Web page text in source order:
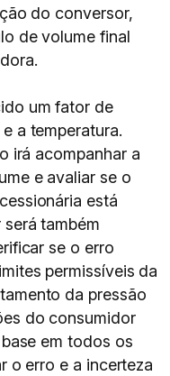
do conversor,
de volume final
um fator de
a temperatura.
irá acompanhar a
e avaliar se o
está
também
se o erro
permissíveis da
da pressão
do consumidor
em todos os
o erro e a incerteza